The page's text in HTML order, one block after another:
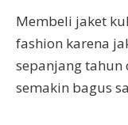
Membeli jaket
fashion karena
sepanjang
semakin bagus